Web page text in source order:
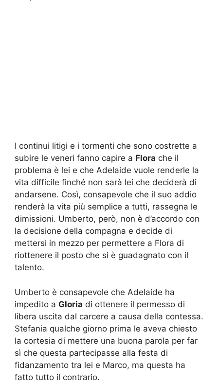
I continui litigi e i tormenti che sono costrette a
subire le veneri fanno capire a Flora che il
problema è lei e che Adelaide vuole renderle la
vita difficile finché non sarà lei che deciderà di
andarsene. Così, consapevole che il suo addio
renderà la vita più semplice a tutti, rassegna le
dimissioni. Umberto, però, non è d’accordo con
la decisione della compagna e decide di
mettersi in mezzo per permettere a Flora di
riottenere il posto che si è guadagnato con il
talento.
Umberto è consapevole che Adelaide ha
impedito a Gloria di ottenere il permesso di
libera uscita dal carcere a causa della contessa.
Stefania qualche giorno prima le aveva chiesto
la cortesia di mettere una buona parola per far
sì che questa partecipasse alla festa di
fidanzamento tra lei e Marco, ma questa ha
fatto tutto il contrario.